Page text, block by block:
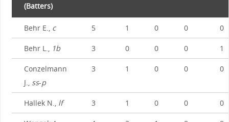
(Batters)
Behr E., c 5 1 0 0 0
Behr L., 1b 3 0 0 0 1
Conzelmann
J., ss-p
3 1 0 0 0
Hallek N., lf 3 1 0 0 0